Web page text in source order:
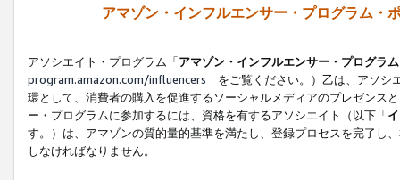
アマゾン・インフルエンサー・プログラム・
アソシエイト・プログラム「アマゾン・インフルエンサー・プログラム
program.amazon.com/influencers をご覧ください。）乙は、アソシ
環として、消費者の購入を促進するソーシャルメディアのプレゼンス
ー・プログラムに参加するには、資格を有するアソシエイト（以下「
す。）は、アマゾンの質的量的基準を満たし、登録プロセスを完了し、
しなければなりません。